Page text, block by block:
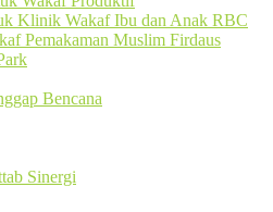
Klinik Wakaf Ibu dan Anak RBC
Pemakaman Muslim Firdaus
Bencana
Sinergi